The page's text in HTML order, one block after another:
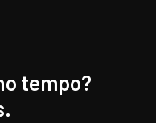
tempo?